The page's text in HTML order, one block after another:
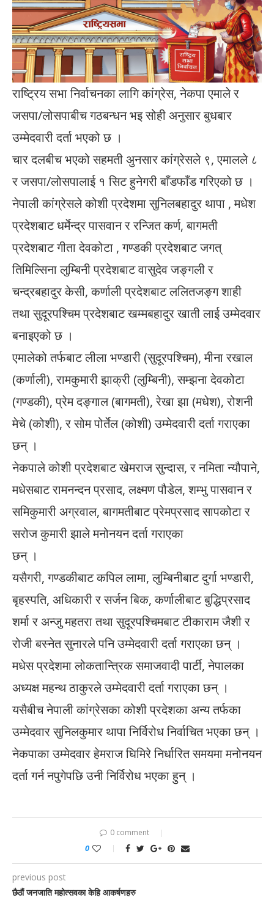
राष्ट्रिय सभा निर्वाचनका लागि कांग्रेस, नेकपा एमाले र
जसपा/लोसपाबीच गठबन्धन भइ सोही अनुसार बुधबार
उम्मेदवारी दर्ता भएको छ ।
चार दलबीच भएको सहमती अुनसार कांग्रेसले ९, एमालले ८
र जसपा/लोसपालाई १ सिट हुनेगरी बाँडफाँड गरिएको छ ।
नेपाली कांग्रेसले कोशी प्रदेशमा सुनिलबहादुर थापा , मधेश
प्रदेशबाट धर्मेन्द्र पासवान र रन्जित कर्ण, बागमती
प्रदेशबाट गीता देवकोटा , गण्डकी प्रदेशबाट जगत्
तिमिल्सिना लुम्बिनी प्रदेशबाट वासुदेव जङ्गली र
चन्द्रबहादुर केसी, कर्णाली प्रदेशबाट ललितजङ्ग शाही
तथा सुदूरपश्चिम प्रदेशबाट खम्मबहादुर खाती लाई उम्मेदवार
बनाइएको छ ।
एमालेको तर्फबाट लीला भण्डारी (सुदूरपश्चिम), मीना रखाल
(कर्णाली), रामकुमारी झाक्री (लुम्बिनी), सम्झना देवकोटा
(गण्डकी), प्रेम दङ्गाल (बागमती), रेखा झा (मधेश), रोशनी
मेचे (कोशी), र सोम पोर्तेल (कोशी) उम्मेदवारी दर्ता गराएका
छन् ।
नेकपाले कोशी प्रदेशबाट खेमराज सुन्दास, र नमिता न्यौपाने,
मधेसबाट रामनन्दन प्रसाद, लक्ष्मण पौडेल, शम्भु पासवान र
समिकुमारी अग्रवाल, बागमतीबाट प्रेमप्रसाद सापकोटा र
सरोज कुमारी झाले मनोनयन दर्ता गराएका
छन् ।
यसैगरी, गण्डकीबाट कपिल लामा, लुम्बिनीबाट दुर्गा भण्डारी,
बृहस्पति, अधिकारी र सर्जन बिक, कर्णालीबाट बुद्धिप्रसाद
शर्मा र अन्जु महतरा तथा सुदूरपश्चिमबाट टीकाराम जैशी र
रोजी बस्नेत सुनारले पनि उम्मेदवारी दर्ता गराएका छन् ।
मधेस प्रदेशमा लोकतान्त्रिक समाजवादी पार्टी, नेपालका
अध्यक्ष महन्थ ठाकुरले उम्मेदवारी दर्ता गराएका छन् ।
यसैबीच नेपाली कांग्रेसका कोशी प्रदेशका अन्य तर्फका
उम्मेदवार सुनिलकुमार थापा निर्विरोध निर्वाचित भएका छन् ।
नेकपाका उम्मेदवार हेमराज घिमिरे निर्धारित समयमा मनोनयन
दर्ता गर्न नपुगेपछि उनी निर्विरोध भएका हुन् ।
0 comment
0
previous post
छैठौं जनजाति महोत्सवका केहि आकर्षणहरु